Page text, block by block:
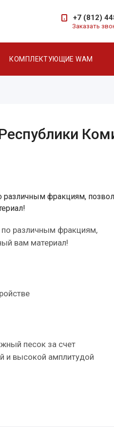
+7 (812)
Заказать
КОМПЛЕКТУЮЩИЕ WAM
различным фракциям,
различным фракциям,
вам материал!
песок за счет
и высокой амплитудой